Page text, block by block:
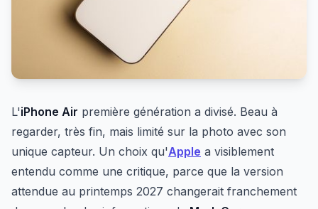
L'iPhone Air première génération a divisé. Beau à
regarder, très fin, mais limité sur la photo avec son
unique capteur. Un choix qu'Apple a visiblement
entendu comme une critique, parce que la version
attendue au printemps 2027 changerait franchement